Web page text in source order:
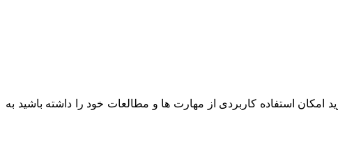
استفاده کاربردی از مهارت ها و مطالعات خود را داشته باشید به